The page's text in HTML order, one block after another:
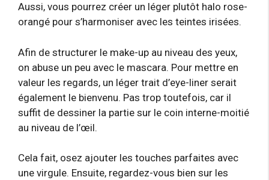
Aussi, vous pourrez créer un léger plutôt halo rose-
orangé pour s’harmoniser avec les teintes irisées.
Afin de structurer le make-up au niveau des yeux,
on abuse un peu avec le mascara. Pour mettre en
valeur les regards, un léger trait d’eye-liner serait
également le bienvenu. Pas trop toutefois, car il
suffit de dessiner la partie sur le coin interne-moitié
au niveau de l’œil.
Cela fait, osez ajouter les touches parfaites avec
une virgule. Ensuite, regardez-vous bien sur les